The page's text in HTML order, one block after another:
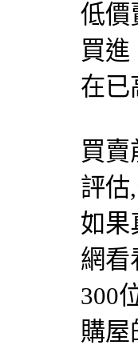
低價
買進
在已
買
評估
如果
網看
300
購屋